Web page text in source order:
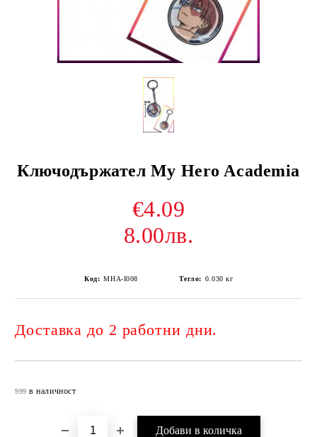
Ключодържател My Hero Academia
€4.09
8.00лв.
Код: MHA-I008 Тегло: 0.030 кг
Доставка до 2 работни дни.
999 в наличност